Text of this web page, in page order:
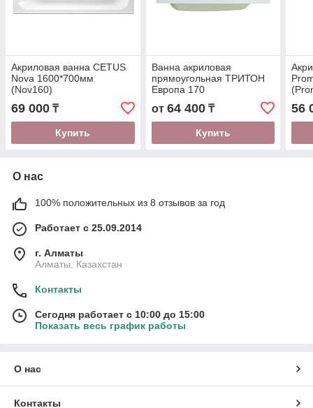
Акриловая ванна CETUS
Nova 1600*700мм
(Nov160)
69 000 ₸
Купить
Ванна акриловая
прямоугольная ТРИТОН
Европа 170
(1700х700х420 мм)
от 64 400₸
Купить
56
О нас
100% положительных из 8 отзывов за год
Работает с 25.09.2014
г. Алматы
Алматы, Казахстан
Контакты
Сегодня работает с 10:00 до 15:00
Показать весь график работы
О нас
Контакты